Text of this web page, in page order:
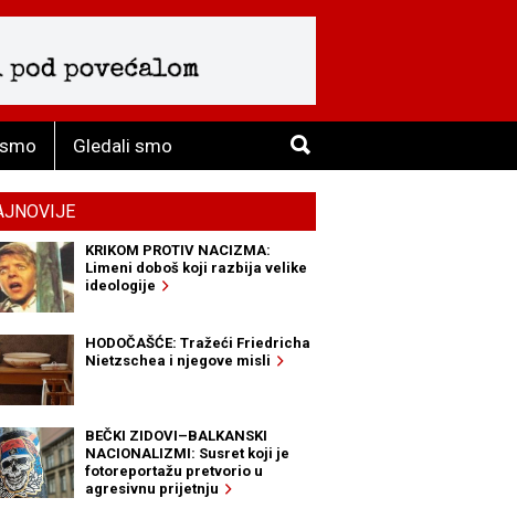
Gledali smo
KRIKOM PROTIV NACIZMA:
Limeni doboš koji razbija velike
ideologije
HODOČAŠĆE: Tražeći Friedricha
Nietzschea i njegove misli
BEČKI ZIDOVI–BALKANSKI
NACIONALIZMI: Susret koji je
fotoreportažu pretvorio u
agresivnu prijetnju